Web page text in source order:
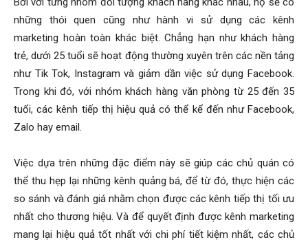
những thói quen cũng như hành vi sử dụng các kênh
marketing hoàn toàn khác biệt. Chẳng hạn như khách hàng
trẻ, dưới 25 tuổi sẽ hoạt động thường xuyên trên các nền tảng
như Tik Tok, Instagram và giảm dần việc sử dụng Facebook.
Trong khi đó, với nhóm khách hàng văn phòng từ 25 đến 35
tuổi, các kênh tiếp thị hiệu quả có thể kể đến như Facebook,
Zalo hay email.
Việc dựa trên những đặc điểm này sẽ giúp các chủ quán có
thể thu hẹp lại những kênh quảng bá, để từ đó, thực hiện các
so sánh và đánh giá nhằm chọn được các kênh tiếp thị tối ưu
nhất cho thương hiệu. Và để quyết định được kênh marketing
mang lại hiệu quả tốt nhất với chi phí tiết kiệm nhất, các chủ